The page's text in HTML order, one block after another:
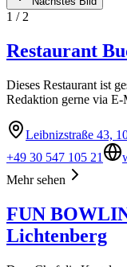
1 / 2
Restaurant
Dieses Restaurant ist
Redaktion gerne via E-
Leibnizstraße 43,
+49 30 547 105 21
Mehr sehen
FUN
Lichtenberg